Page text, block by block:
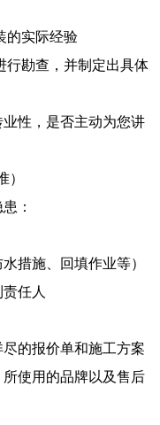
的实际经验
行勘查，并制定出具体
性，是否主动为您讲
）
：
措施、回填作业等）
任人
的报价单和施工方案
使用的品牌以及售后